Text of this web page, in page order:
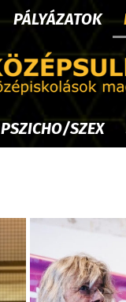
PÁLYÁZATOK
PSZICHO/SZEX